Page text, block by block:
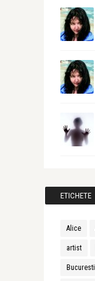
ETICHETE
Alice
artist
Bucuresti